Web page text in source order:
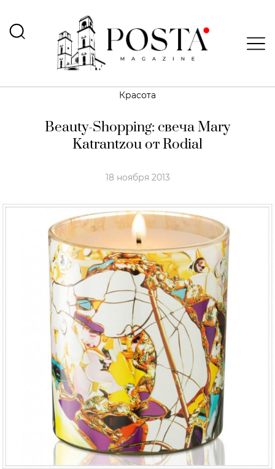
Красота
Beauty-Shopping: свеча Mary
Katrantzou от Rodial
18 ноября 2013